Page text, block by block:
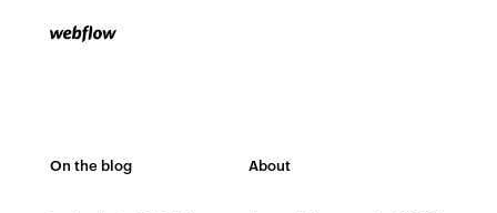
On the blog About